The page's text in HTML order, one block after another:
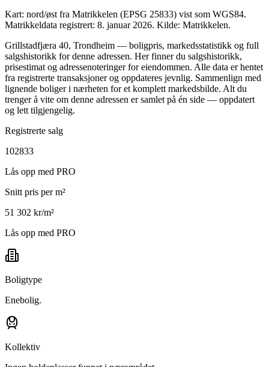
Kart: nord/øst fra Matrikkelen (EPSG 25833) vist som WGS84.
Matrikkeldata registrert: 8. januar 2026. Kilde: Matrikkelen.
Grillstadfjæra 40, Trondheim — boligpris, markedsstatistikk og full
salgshistorikk for denne adressen. Her finner du salgshistorikk,
prisestimat og adressenoteringer for eiendommen. Alle data er hentet
fra registrerte transaksjoner og oppdateres jevnlig. Sammenlign med
lignende boliger i nærheten for et komplett markedsbilde. Alt du
trenger å vite om denne adressen er samlet på én side — oppdatert
og lett tilgjengelig.
Registrerte salg
102833
Lås opp med PRO
Snitt pris per m²
51 302 kr/m²
Lås opp med PRO
Boligtype
Enebolig.
Kollektiv